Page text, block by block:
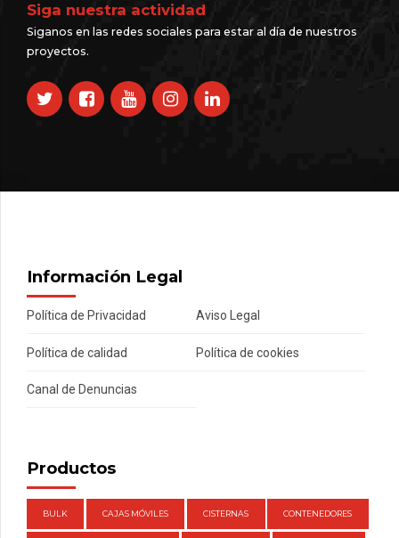
Siga nuestra actividad
Siganos en las redes sociales para estar al día de nuestros
proyectos.
Información Legal
Política de Privacidad Aviso Legal
Política de calidad Política de cookies
Canal de Denuncias
Productos
BULK CAJAS MÓVILES CISTERNAS CONTENEDORES